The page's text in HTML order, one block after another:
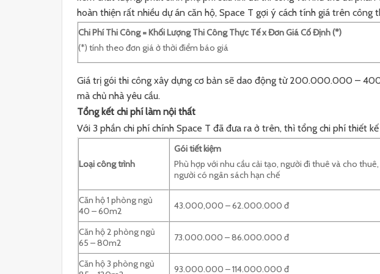
hoàn thiện rất nhiều dự án căn hộ, Space T gợi ý cách tính giá trên công
Chi Phí Thi Công = Khối Lượng Thi Công Thực Tế x Đơn Giá Cố Định (*)
(*) tính theo đơn giá ở thời điểm báo giá
Giá trị gói thi công xây dựng cơ bản sẽ dao động từ 200.000.000 –
mà chủ nhà yêu cầu.
Tổng kết chi phí làm nội thất
Với 3 phần chi phí chính Space T đã đưa ra ở trên, thì tổng chi phí thiết
Loại công trình
Gói tiết kiệm
Phù hợp với nhu cầu cải tạo, người đi thuê và cho thuê,
người có ngân sách hạn chế
Căn hộ 1 phòng ngủ
40 – 60m2
43.000,000 – 62.000.000 đ
Căn hộ 2 phòng ngủ
65 – 80m2
73.000.000 – 86.000.000 đ
Căn hộ 3 phòng ngủ
93.000.000 – 114.000.000 đ